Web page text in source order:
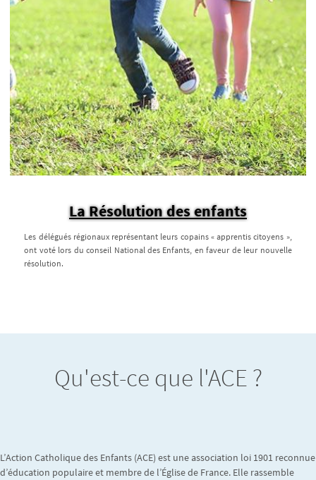
La Résolution des enfants
Les délégués régionaux représentant leurs copains « apprentis citoyens »,
ont voté lors du conseil National des Enfants, en faveur de leur nouvelle
résolution.
Qu'est-ce que l'ACE ?
L’Action Catholique des Enfants (ACE) est une association loi 1901 reconnue
d’éducation populaire et membre de l’Église de France. Elle rassemble